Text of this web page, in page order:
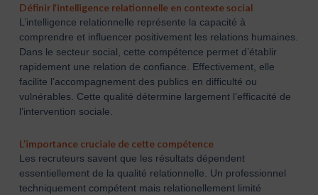
Définir l’intelligence relationnelle en contexte social
L’intelligence relationnelle représente la capacité à
comprendre et influencer positivement les relations humaines.
Dans le secteur social, cette compétence permet d’établir
rapidement une relation de confiance. Effectivement, elle
facilite l’accompagnement des publics en difficulté ou
vulnérables. Cette qualité détermine largement l’efficacité de
l’intervention sociale.
L’importance cruciale de cette compétence
Les recruteurs savent que les résultats dépendent
essentiellement de la qualité relationnelle. Un professionnel
techniquement compétent mais relationellement limité